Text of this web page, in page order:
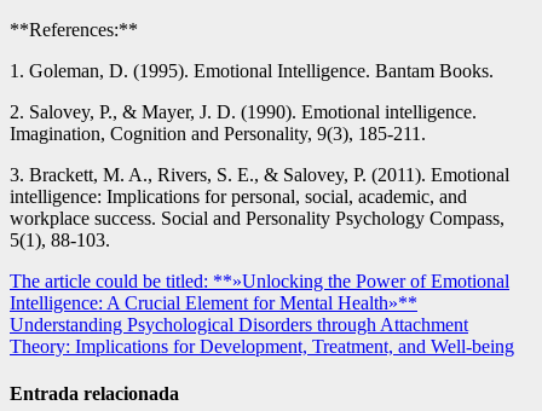
**References:**
1. Goleman, D. (1995). Emotional Intelligence. Bantam Books.
2. Salovey, P., & Mayer, J. D. (1990). Emotional intelligence.
Imagination, Cognition and Personality, 9(3), 185-211.
3. Brackett, M. A., Rivers, S. E., & Salovey, P. (2011). Emotional
intelligence: Implications for personal, social, academic, and
workplace success. Social and Personality Psychology Compass,
5(1), 88-103.
Navegación
de
entradas
The article could be titled: **»Unlocking the Power of Emotional
Intelligence: A Crucial Element for Mental Health»**
Understanding Psychological Disorders through Attachment
Theory: Implications for Development, Treatment, and Well-being
Entrada relacionada